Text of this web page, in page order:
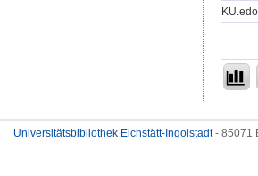
Universitätsbibliothek Eichstätt-Ingolstadt- 85071